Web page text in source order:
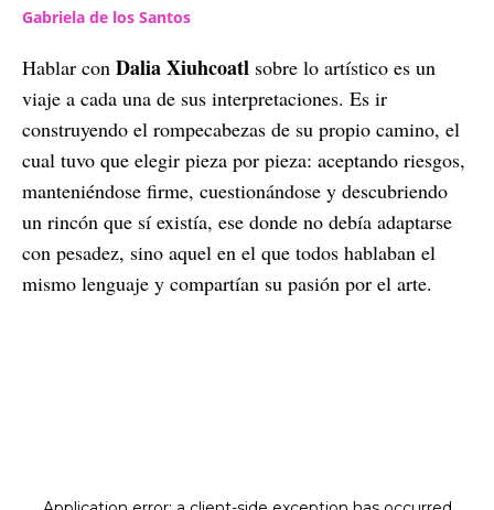
Gabriela de los Santos
Hablar con Dalia Xiuhcoatl sobre lo artístico es un
viaje a cada una de sus interpretaciones. Es ir
construyendo el rompecabezas de su propio camino, el
cual tuvo que elegir pieza por pieza: aceptando riesgos,
manteniéndose firme, cuestionándose y descubriendo
un rincón que sí existía, ese donde no debía adaptarse
con pesadez, sino aquel en el que todos hablaban el
mismo lenguaje y compartían su pasión por el arte.